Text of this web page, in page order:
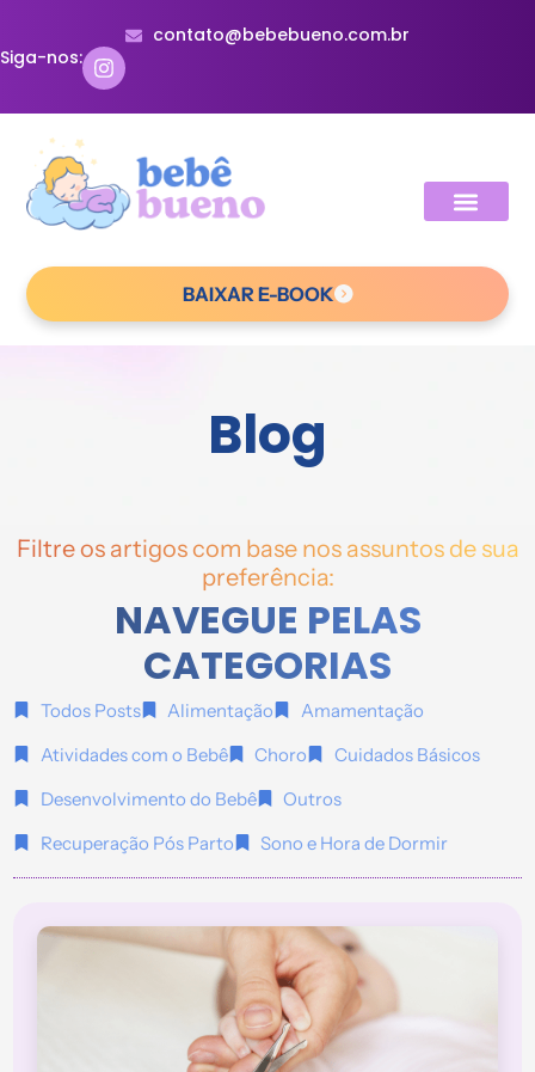
contato@bebebueno.com.br
Siga-nos:
BAIXAR E-BOOK
Blog
Filtre os artigos com base nos assuntos de sua
preferência:
NAVEGUE PELAS
CATEGORIAS
Todos Posts Alimentação
Amamentação
Atividades com o Bebê
Choro
Cuidados Básicos
Desenvolvimento do Bebê
Outros
Recuperação Pós Parto
Sono e Hora de Dormir